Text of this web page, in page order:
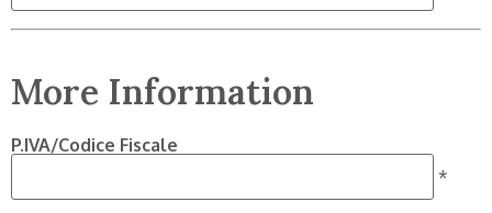
More Information
P.IVA/Codice Fiscale
*